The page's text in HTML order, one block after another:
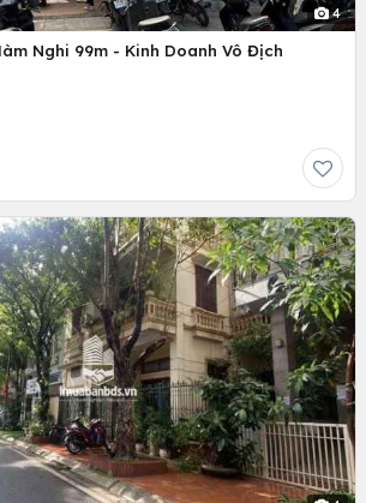
4
Nghi 99m - Kinh Doanh Vô Địch